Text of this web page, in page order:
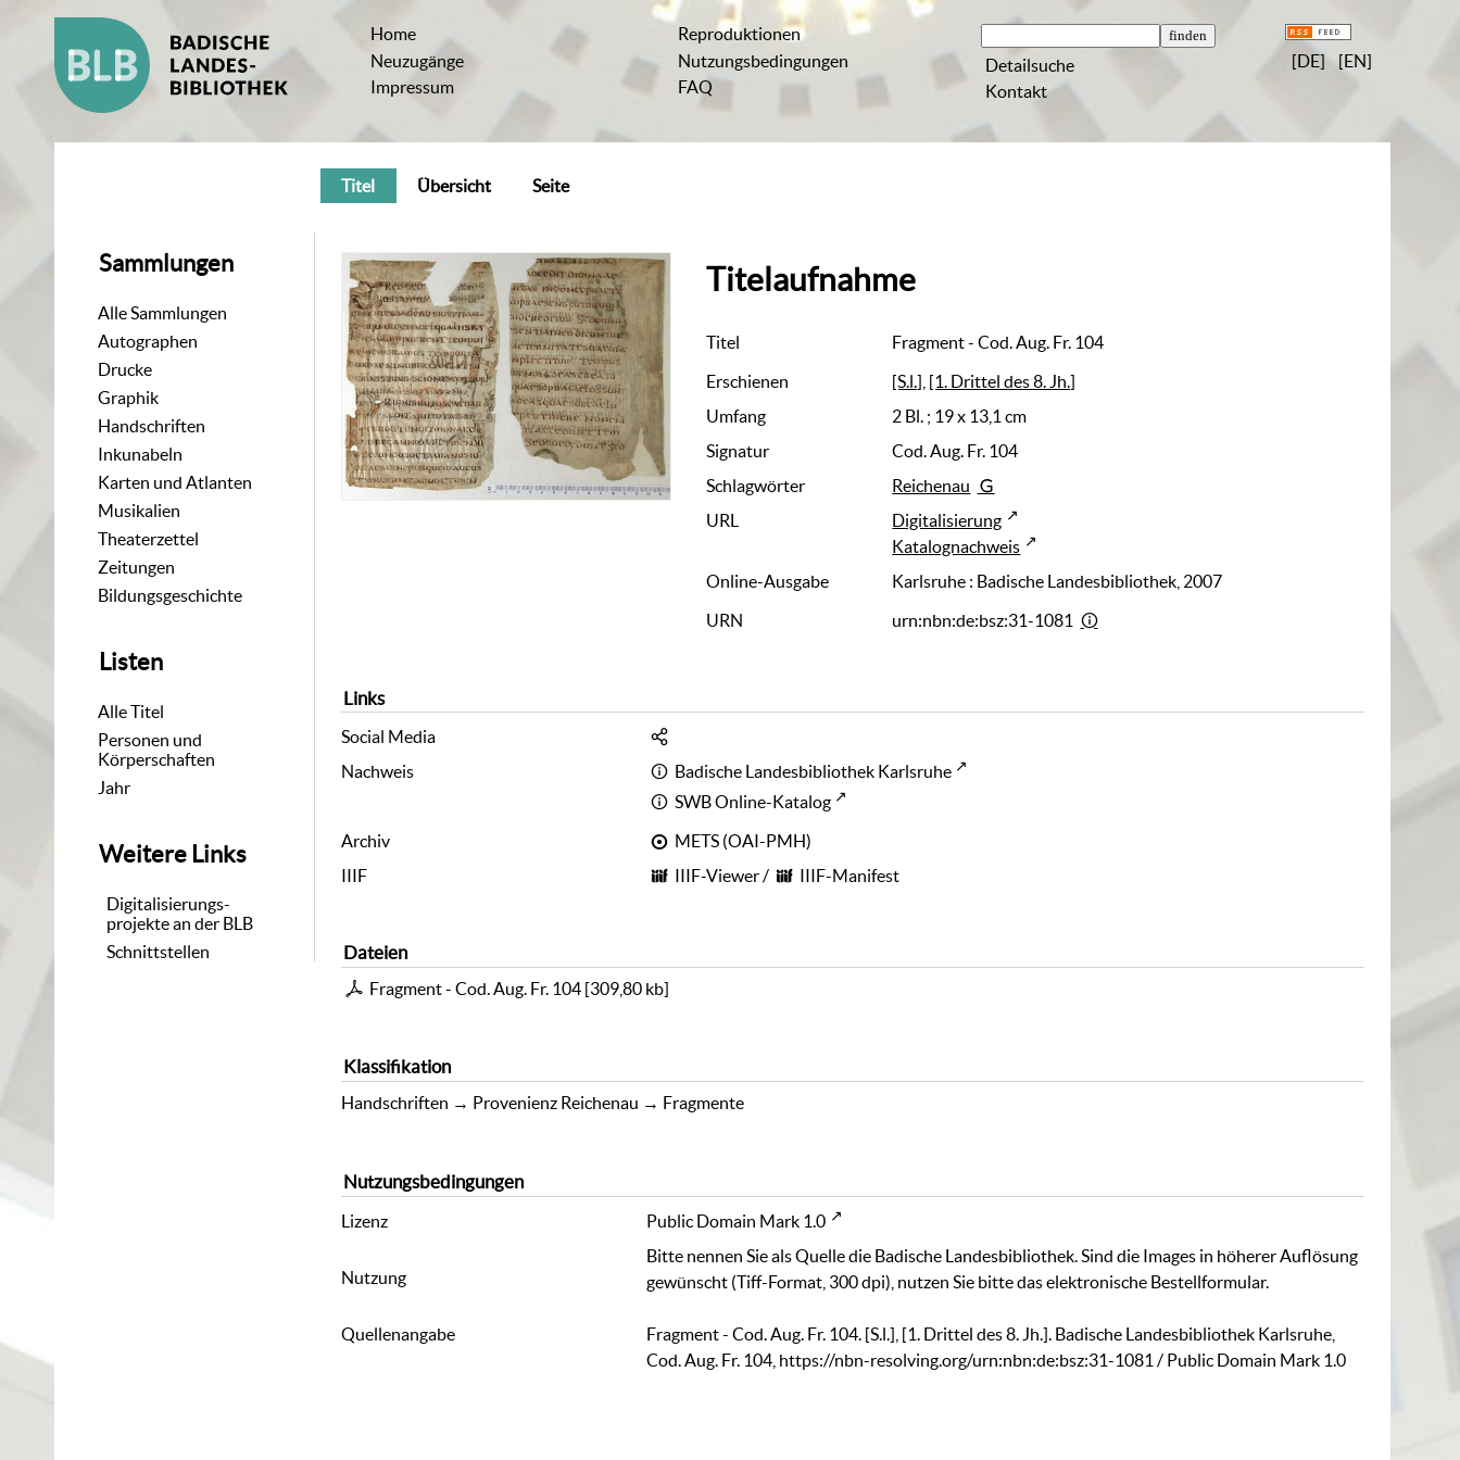
Home
Neuzugänge
Impressum
Reproduktionen
Nutzungsbedingungen
FAQ
Detailsuche
Kontakt
[DE] [EN]
Sammlungen
Alle Sammlungen
Autographen
Drucke
Graphik
Handschriften
Inkunabeln
Karten und Atlanten
Musikalien
Theaterzettel
Zeitungen
Bildungsgeschichte
Listen
Alle Titel
Personen und
Körperschaften
Jahr
Weitere Links
Digitalisierungs-
projekte an der BLB
Schnittstellen
Titel Übersicht Seite
Titelaufnahme
Titel
Fragment - Cod. Aug. Fr. 104
Erschienen
[S.l.] [1. Drittel des 8. Jh.]
Umfang
2 Bl. ; 19 x 13,1 cm
Signatur
Cod. Aug. Fr. 104
Schlagwörter
Reichenau
URL
Digitalisierung
Katalognachweis
Online-Ausgabe
Karlsruhe : Badische Landesbibliothek, 2007
URN
urn:nbn:de:bsz:31-1081
Links
Social Media
Nachweis
Badische Landesbibliothek Karlsruhe
SWB Online-Katalog
Archiv
METS (OAI-PMH)
IIIF
IIIF-Viewer/ IIIF-Manifest
Dateien
Fragment - Cod. Aug. Fr. 104[309,80 kb]
Klassifikation
Handschriften → Provenienz Reichenau → Fragmente
Nutzungsbedingungen
Lizenz Public Domain Mark 1.0
Nutzung
Bitte nennen Sie als Quelle die Badische Landesbibliothek. Sind die Images in höherer Auflösung
gewünscht (Tiff-Format, 300 dpi), nutzen Sie bitte daselektronische Bestellformular.
Quellenangabe
Fragment - Cod. Aug. Fr. 104. [S.l.], [1. Drittel des 8. Jh.]. Badische Landesbibliothek Karlsruhe,
Cod. Aug. Fr. 104 https://nbn-resolving.org/urn:nbn:de:bsz:31-1081 / Public Domain Mark 1.0